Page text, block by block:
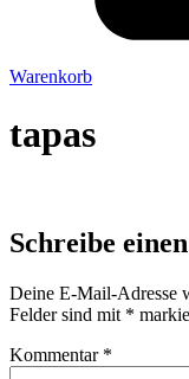
Warenkorb
tapas
Schreibe
Deine E-Mail-Adresse
Felder sind mit *
Kommentar *